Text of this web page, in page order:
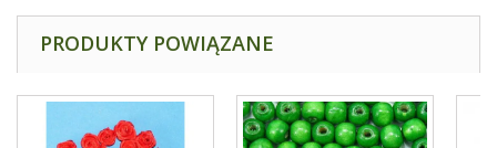
PRODUKTY POWIĄZANE